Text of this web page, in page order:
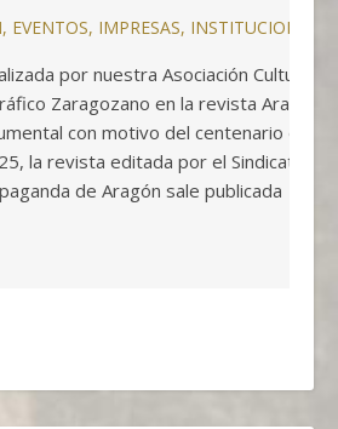
, EVENTOS, IMPRESAS, INSTITUCIONALES
por nuestra Asociación Cultural
Zaragozano en la revista Aragón
con motivo del centenario del
la revista editada por el Sindicato de
de Aragón sale publicada